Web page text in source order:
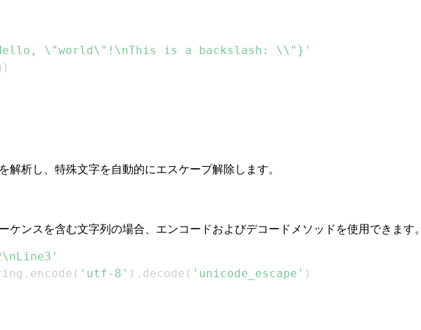
\"world\"!\nThis is a backslash: \\"}'
)
解析し、特殊文字を自動的にエスケープ解除します。
ケンスを含む文字列の場合、エンコードおよびデコードメソッドを使用できます。
. encode ( 'utf-8' ) . decode ( 'unicode_escape' )